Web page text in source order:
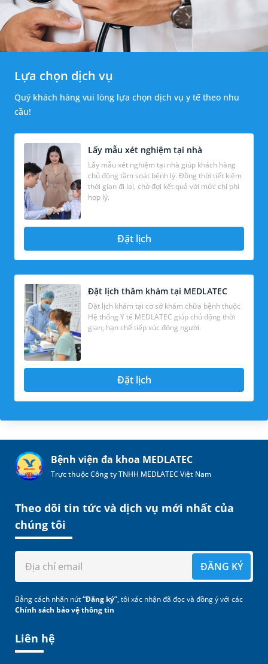
Lựa chọn dịch vụ
Quý khách hàng vui lòng lựa chọn dịch vụ y tế theo nhu
cầu!
Lấy mẫu xét nghiệm tại nhà
Lấy mẫu xét nghiệm tại nhà giúp khách hàng
chủ động tầm soát bệnh lý. Đồng thời tiết kiệm
thời gian đi lại, chờ đợi kết quả với mức chi phí
hợp lý.
Đặt lịch
Đặt lịch thăm khám tại MEDLATEC
Đặt lịch khám tại cơ sở khám chữa bệnh thuộc
Hệ thống Y tế MEDLATEC giúp chủ động thời
gian, hạn chế tiếp xúc đông người.
Đặt lịch
Bệnh viện đa khoa MEDLATEC
Trực thuộc Công ty TNHH MEDLATEC Việt Nam
Liên hệ
Theo dõi tin tức và dịch vụ mới nhất của
chúng tôi
ĐĂNG KÝ
Bằng cách nhấn nút“Đăng ký”, tôi xác nhận đã đọc và đồng ý với các
Chính sách bảo vệ thông tin